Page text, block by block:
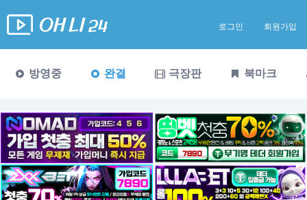
로그인 회원가입
방영중 완결 극장판 북마크